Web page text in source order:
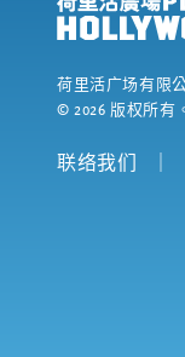
荷里活广场有限
©2026 版权所有
联络我们 ｜